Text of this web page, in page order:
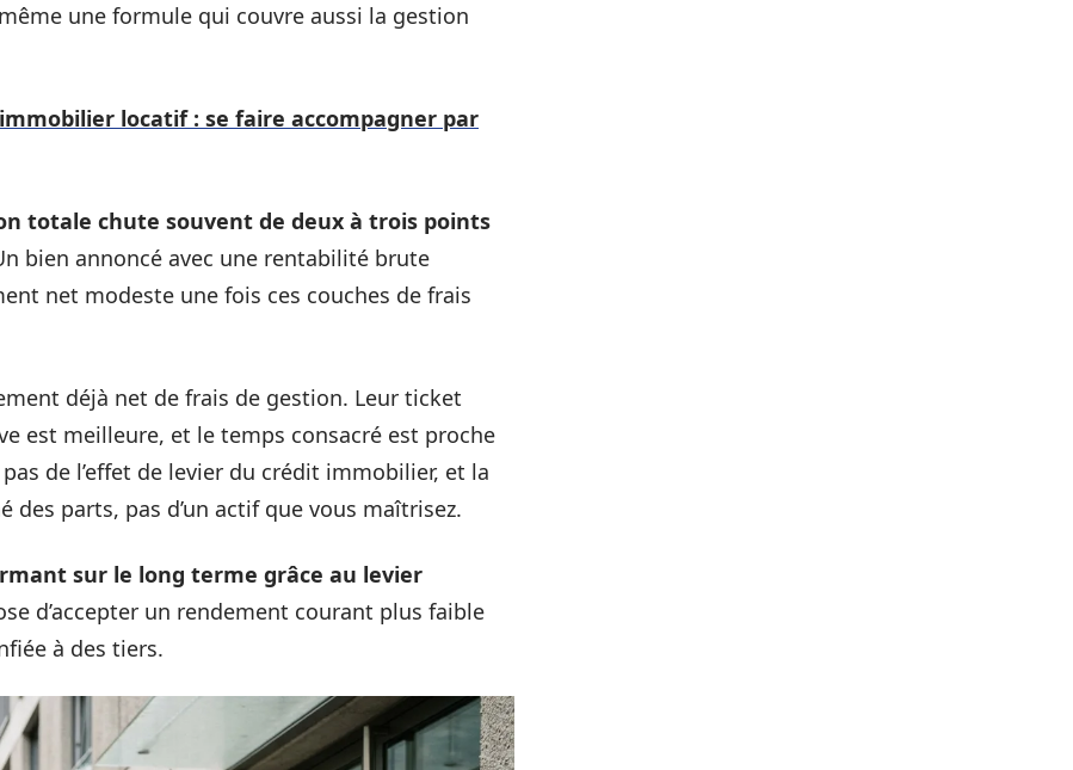
une formule qui couvre aussi la gestion
locatif : se faire accompagner par
totale chute souvent de deux à trois points
bien annoncé avec une rentabilité brute
net modeste une fois ces couches de frais
déjà net de frais de gestion. Leur ticket
est meilleure, et le temps consacré est proche
de l’effet de levier du crédit immobilier, et la
parts, pas d’un actif que vous maîtrisez.
sur le long terme grâce au levier
d’accepter un rendement courant plus faible
à des tiers.